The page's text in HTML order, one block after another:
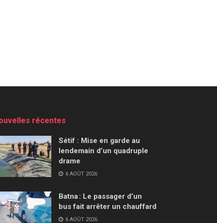
récentes
Sétif : Mise en garde au
lendemain d’un quadruple
drame
6 AOÛT 2026
Batna : Le passager d’un
bus fait arrêter un chauffard
6 AOÛT 2026